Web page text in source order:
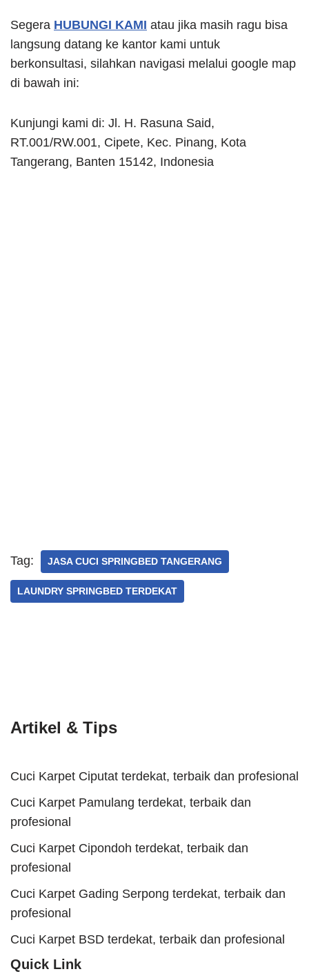
Segera HUBUNGI KAMI atau jika masih ragu bisa
langsung datang ke kantor kami untuk
berkonsultasi, silahkan navigasi melalui google map
di bawah ini:
Kunjungi kami di: Jl. H. Rasuna Said,
RT.001/RW.001, Cipete, Kec. Pinang, Kota
Tangerang, Banten 15142, Indonesia
Tag: JASA CUCI SPRINGBED TANGERANG
LAUNDRY SPRINGBED TERDEKAT
Artikel & Tips
Cuci Karpet Ciputat terdekat, terbaik dan profesional
Cuci Karpet Pamulang terdekat, terbaik dan
profesional
Cuci Karpet Cipondoh terdekat, terbaik dan
profesional
Cuci Karpet Gading Serpong terdekat, terbaik dan
profesional
Cuci Karpet BSD terdekat, terbaik dan profesional
Quick Link